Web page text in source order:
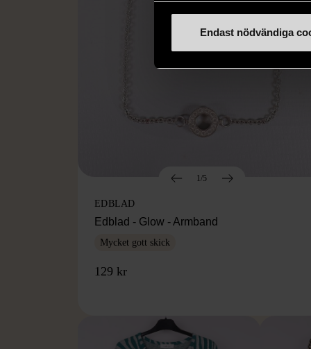
Endast nödvändiga
1/5
EDBLAD
Edblad - Glow - Armband
Mycket gott skick
129 kr